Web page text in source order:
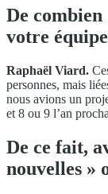
De combien
votre
Raphaël Viard.
personnes, mais
nous avions un
et 8 ou 9 l’an
De ce fait,
nouvelles »